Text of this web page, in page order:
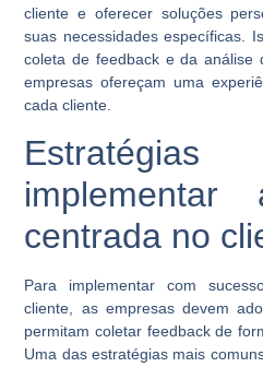
cliente e oferecer soluções
suas necessidades específicas.
coleta de feedback e da análise
empresas ofereçam uma
cada cliente.
implementar
centrada no
Para implementar com
cliente, as empresas devem
permitam coletar feedback de
Uma das estratégias mais